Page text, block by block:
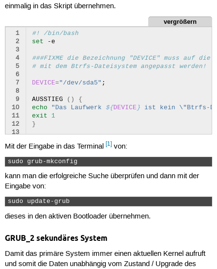
einmalig in das Skript übernehmen.
vergrößern
1
2
3
4
5
6
7
8
9
10
11
12
13
15
16
17
18
20
21
22
23
26
28
29
#! /bin/bash
set
-e
###FIXME die Bezeichnung "DEVICE" muss auf
# mit dem Btrfs-Dateisystem angepasst werden!
DEVICE="/dev/sda5" ;
AUSSTIEG ()
{
echo
"Das Laufwerk ${ DEVICE } ist kein \"Btrfs-
exit
1
}
${
UUID_BTRFS= $( blkid -c /dev/null
echo "UUID = ${UUID_BTRFS} vom Btrfs-
echo "Startmenü für ein Btrfs-Dateisystem
cat
menuentry "Ubuntu (auf Btrfs-Dateisystem)
	recordfail
	insmod gzio
search --no-floppy --fs-uuid --
	initrd	/@/boot/initrd.img
}
Mit der Eingabe in das Terminal [1]von:
sudo grub-mkconfig
kann man die erfolgreiche Suche überprüfen und dann mit der
Eingabe von:
sudo update-grub
dieses in den aktiven Bootloader übernehmen.
GRUB_2 sekundäres System
Damit das primäre System immer einen aktuellen Kernel aufruft
und somit die Daten unabhängig vom Zustand / Upgrade des